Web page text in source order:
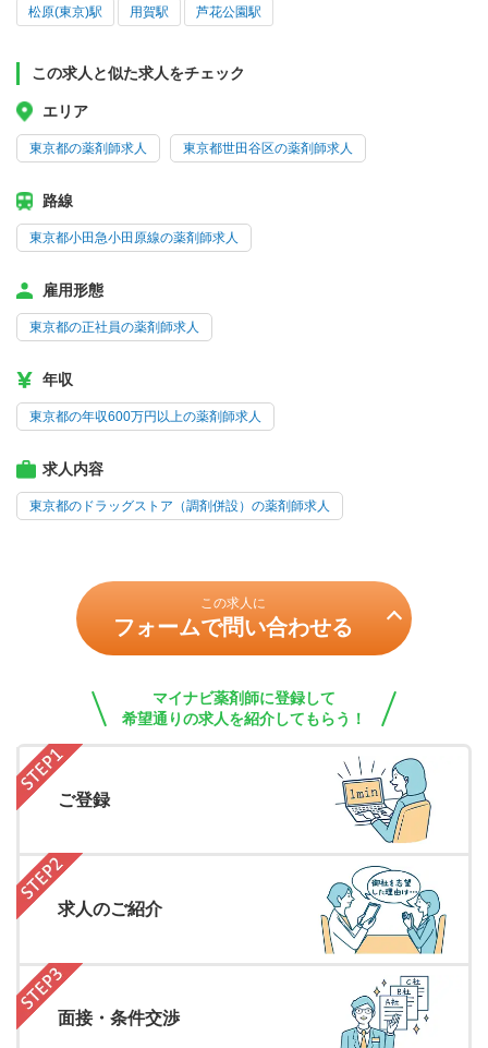
松原(東京)駅 用賀駅 芦花公園駅
この求人と似た求人をチェック
エリア
東京都の薬剤師求人 東京都世田谷区の薬剤師求人
路線
東京都小田急小田原線の薬剤師求人
雇用形態
東京都の正社員の薬剤師求人
年収
東京都の年収600万円以上の薬剤師求人
求人内容
東京都のドラッグストア（調剤併設）の薬剤師求人
この求人に
フォームで問い合わせる
マイナビ薬剤師に登録して
希望通りの求人を紹介してもらう！
ご登録
求人のご紹介
面接・条件交渉